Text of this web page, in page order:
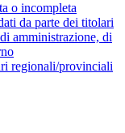
o incompleta
da parte dei titolari
amministrazione, di
regionali/provinciali